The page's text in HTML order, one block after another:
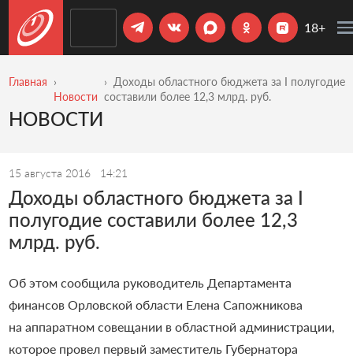
18+
Главная
Новости
Доходы областного бюджета за I полугодие
составили более 12,3 млрд. руб.
НОВОСТИ
15 августа 2016 14:21
Доходы областного бюджета за I
полугодие составили более 12,3
млрд. руб.
Об этом сообщила руководитель Департамента
финансов Орловской области Елена Сапожникова
на аппаратном совещании в областной администрации,
которое провел первый заместитель Губернатора